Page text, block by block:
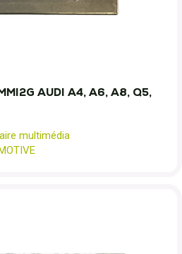
AUDI A4, A6, A8, Q5,
multimédia